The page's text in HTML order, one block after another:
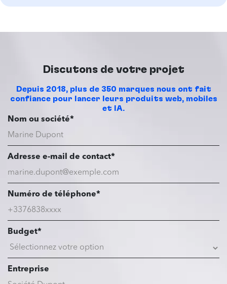
Discutons de votre projet
Depuis 2018, plus de 350 marques nous ont fait
confiance pour lancer leurs produits web, mobiles
et IA.
Nom ou société*
Adresse e-mail de contact*
Numéro de téléphone*
Budget*
Entreprise